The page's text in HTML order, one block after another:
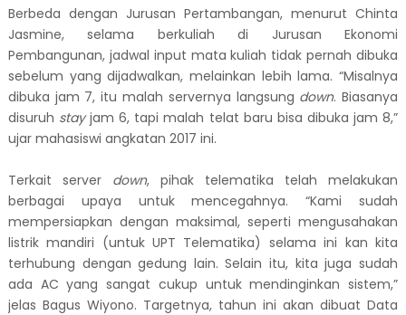
Berbeda dengan Jurusan Pertambangan, menurut Chinta
Jasmine, selama berkuliah di Jurusan Ekonomi
Pembangunan, jadwal input mata kuliah tidak pernah dibuka
sebelum yang dijadwalkan, melainkan lebih lama. “Misalnya
dibuka jam 7, itu malah servernya langsung down. Biasanya
disuruh stayjam 6, tapi malah telat baru bisa dibuka jam 8,”
ujar mahasiswi angkatan 2017 ini.
Terkait server down, pihak telematika telah melakukan
berbagai upaya untuk mencegahnya. “Kami sudah
mempersiapkan dengan maksimal, seperti mengusahakan
listrik mandiri (untuk UPT Telematika) selama ini kan kita
terhubung dengan gedung lain. Selain itu, kita juga sudah
ada AC yang sangat cukup untuk mendinginkan sistem,”
jelas Bagus Wiyono. Targetnya, tahun ini akan dibuat Data